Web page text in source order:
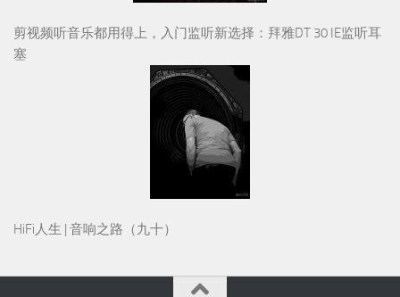
剪视频听音乐都用得上，入门监听新选择：拜雅DT 30 IE监听耳
塞
HiFi人生 | 音响之路（九十）